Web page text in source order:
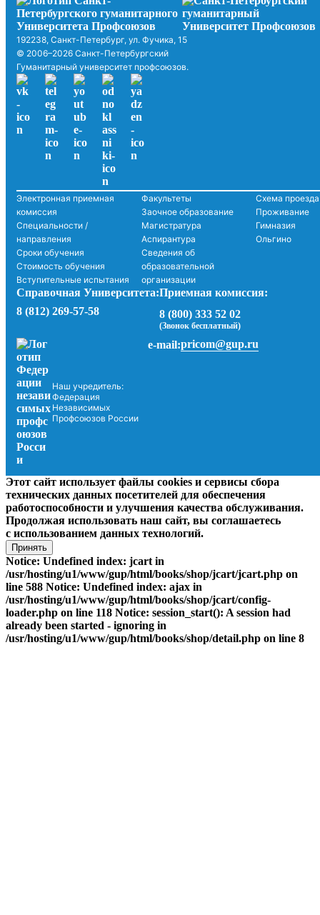
192238, Санкт-Петербург, ул. Фучика, 15
© 2006–2026 Санкт-Петербургский
Гуманитарный университет профсоюзов.
Электронная приемная
комиссия
Специальности /
направления
Сроки обучения
Стоимость обучения
Вступительные испытания
Факультеты
Заочное образование
Магистратура
Аспирантура
Сведения об
образовательной
организации
Схема проезда
Проживание
Гимназия
Ольгино
Справочная Университета:
8 (812) 269-57-58
Приемная комиссия:
8 (800) 333 52 02
(Звонок бесплатный)
Наш учредитель:
Федерация
Независимых
Профсоюзов России
e-mail:pricom@gup.ru
Этот сайт использует файлы cookies и сервисы сбора
технических данных посетителей для обеспечения
работоспособности и улучшения качества обслуживания.
Продолжая использовать наш сайт, вы соглашаетесь
с использованием данных технологий.
Принять
Notice: Undefined index: jcart in
/usr/hosting/u1/www/gup/html/books/shop/jcart/jcart.php on
line 588 Notice: Undefined index: ajax in
/usr/hosting/u1/www/gup/html/books/shop/jcart/config-
loader.php on line 118 Notice: session_start(): A session had
already been started - ignoring in
/usr/hosting/u1/www/gup/html/books/shop/detail.php on line 8